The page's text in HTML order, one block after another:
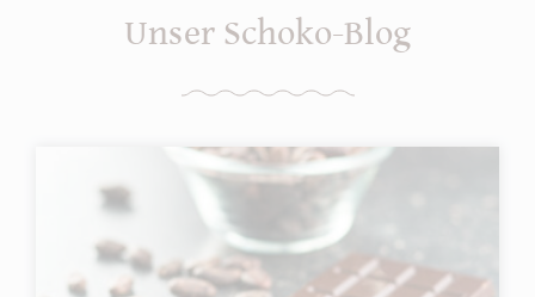
Unser Schoko-Blog